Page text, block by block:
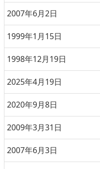
2007年6月2日
1999年1月15日
1998年12月19日
2025年4月19日
2020年9月8日
2009年3月31日
2007年6月3日